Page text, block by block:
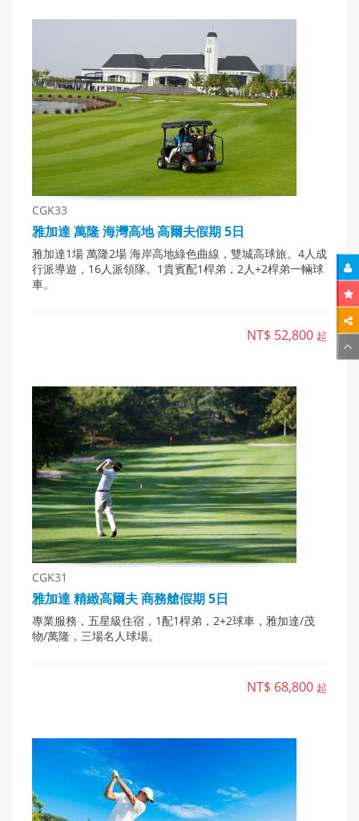
CGK33
雅加達 萬隆 海灣高地 高爾夫假期 5日
雅加達1場 萬隆2場 海岸高地綠色曲線，雙城高球旅。4人成
行派導遊，16人派領隊。1貴賓配1桿弟，2人+2桿弟一輛球
車。
NT$ 52,800 起
CGK31
雅加達 精緻高爾夫 商務艙假期 5日
專業服務，五星級住宿，1配1桿弟，2+2球車，雅加達/茂
物/萬隆，三場名人球場。
NT$ 68,800 起